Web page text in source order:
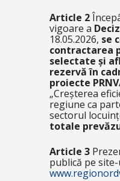
Article 2
vigoare a
18.05.2026, se
contractarea
selectate și
rezervă în
proiecte
„Creșterea
regiune ca
sectorul
totale
Article 3
publică pe